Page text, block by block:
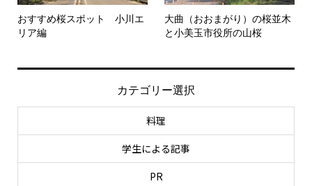
おすすめ桜スポット 小川エ
リア編
大曲（おおまがり）の桜並木
と小美玉市役所の山桜
カテゴリー選択
料理
学生による記事
PR